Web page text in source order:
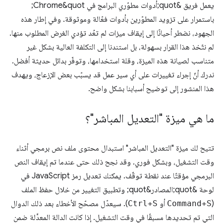
يعمل فريق &quot;أدوات مطوّري البرامج في Chrome&quot;
باستمرار على تزويد المطوّرين بأدوات فعّالة وموثوقة. وفي إطار هذه
الجهود، نضطر أحيانًا إلى إيقاف ميزات لم تعُد تؤدي الغرض المطلوب منها.
لم نتّخذ هذا القرار بسهولة، بل استندنا إلى التكلفة العالية بشكل غير
متناسب لصيانة هذه الميزة، وقلة استخدامها، وتوفّر بدائل حديثة أفضل.
ندرك أنّ إجراء تغييرات على أي سير عمل قد يسبّب بعض الإزعاج، ويهدف
هذا المنشور إلى توضيح أسبابنا بشكل واضح.
ما هي ميزة "التعديل المباشر"؟
تتيح لك ميزة "التعديل المباشر" استبدال محتوى ملف نص برمجي أثناء
وقت التشغيل، وبشكل فوري. وقد نجح ذلك حتى عندما تم إيقاف النص
البرمجي مؤقتًا عند نقطة توقّف. يمكنك تعديل رمز JavaScript في
لوحة &quot;المصادر&quot; وتطبيق التغيير من خلال حفظ الملف
(
Command+S أو Ctrl+S). سيعدّل مصحّح الأخطاء بعد ذلك الدوال
التي تم تحديدها مسبقًا في وقت التشغيل. إذا كانت الدالة المعدَّلة ضمن